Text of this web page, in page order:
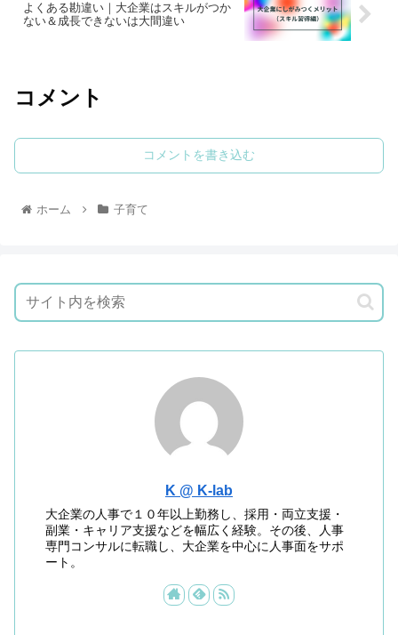
よくある勘違い｜大企業はスキルがつか
ない＆成長できないは大間違い
コメント
コメントを書き込む
ホーム 子育て
K @ K-lab
大企業の人事で１０年以上勤務し、採用・両立支援・
副業・キャリア支援などを幅広く経験。その後、人事
専門コンサルに転職し、大企業を中心に人事面をサポ
ート。